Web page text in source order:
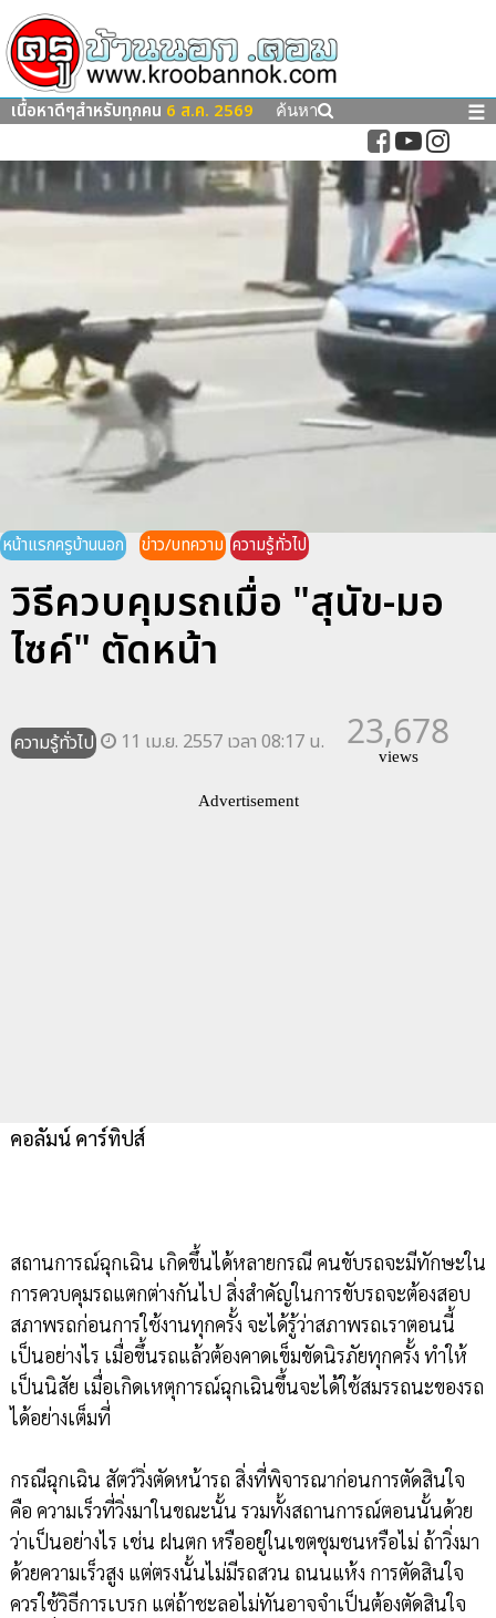
เนื้อหาดีๆสำหรับทุกคน 6 ส.ค. 2569 ค้นหา ☰
หน้าแรกครูบ้านนอก ข่าว/บทความ ความรู้ทั่วไป
วิธีควบคุมรถเมื่อ "สุนัข-มอ
ไซค์" ตัดหน้า
ความรู้ทั่วไป 11 เม.ย. 2557 เวลา 08:17 น. 23,678
views
Advertisement
คอลัมน์ คาร์ทิปส์
สถานการณ์ฉุกเฉิน เกิดขึ้นได้หลายกรณี คนขับรถจะมีทักษะใน
การควบคุมรถแตกต่างกันไป สิ่งสำคัญในการขับรถจะต้องสอบ
สภาพรถก่อนการใช้งานทุกครั้ง จะได้รู้ว่าสภาพรถเราตอนนี้
เป็นอย่างไร เมื่อขึ้นรถแล้วต้องคาดเข็มขัดนิรภัยทุกครั้ง ทำให้
เป็นนิสัย เมื่อเกิดเหตุการณ์ฉุกเฉินขึ้นจะได้ใช้สมรรถนะของรถ
ได้อย่างเต็มที่
กรณีฉุกเฉิน สัตว์วิ่งตัดหน้ารถ สิ่งที่พิจารณาก่อนการตัดสินใจ
คือ ความเร็วที่วิ่งมาในขณะนั้น รวมทั้งสถานการณ์ตอนนั้นด้วย
ว่าเป็นอย่างไร เช่น ฝนตก หรืออยู่ในเขตชุมชนหรือไม่ ถ้าวิ่งมา
ด้วยความเร็วสูง แต่ตรงนั้นไม่มีรถสวน ถนนแห้ง การตัดสินใจ
ควรใช้วิธีการเบรก แต่ถ้าชะลอไม่ทันอาจจำเป็นต้องตัดสินใจ